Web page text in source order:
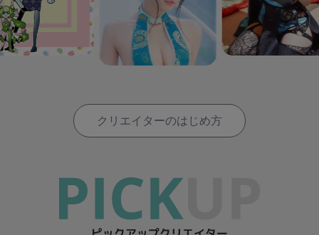
クリエイターのはじめ方